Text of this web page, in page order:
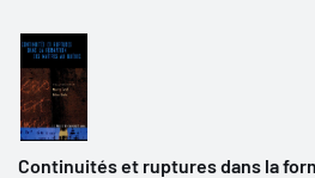
Continuités et ruptures dans la